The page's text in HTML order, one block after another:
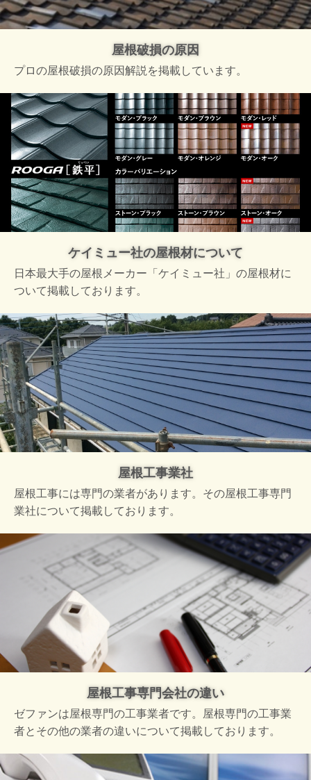
屋根破損の原因
プロの屋根破損の原因解説を掲載しています。
ケイミュー社の屋根材について
日本最大手の屋根メーカー「ケイミュー社」の屋根材に
ついて掲載しております。
屋根工事業社
屋根工事には専門の業者があります。その屋根工事専門
業社について掲載しております。
屋根工事専門会社の違い
ゼファンは屋根専門の工事業者です。屋根専門の工事業
者とその他の業者の違いについて掲載しております。